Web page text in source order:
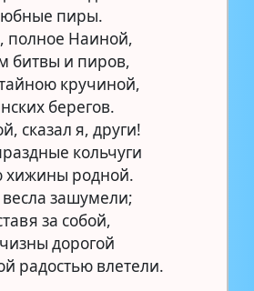
пиры.
полное Наиной,
битвы и пиров,
кручиной,
берегов.
сказал я, други!
кольчуги
хижины родной.
весла зашумели;
за собой,
дорогой
радостью влетели.